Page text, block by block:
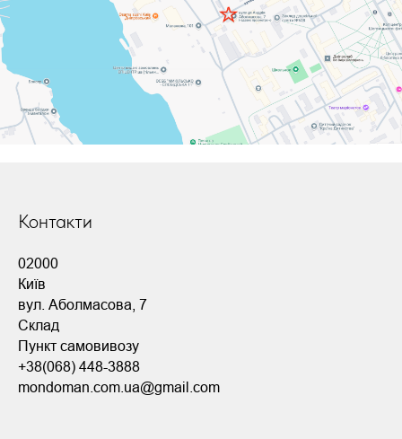
Контакти
02000
Київ
вул. Аболмасова, 7
Склад
Пункт самовивозу
+38(068) 448-3888
mondoman.com.ua@gmail.com